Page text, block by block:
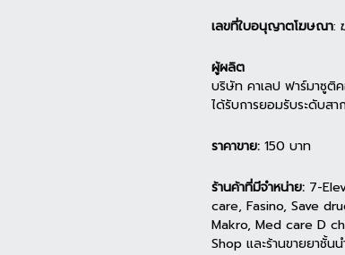
เลขที่ใบอนุญาตโฆษณา:
ผู้ผลิต
บริษัท คาเลป ฟาร์มาซูติ
ได้รับการยอมรับระดับส
ราคาขาย: 150 บาท
ร้านค้าที่มีจำหน่าย: 7-
care, Fasino, Save
Makro, Med care D
Shop และร้านขายยาชั้น